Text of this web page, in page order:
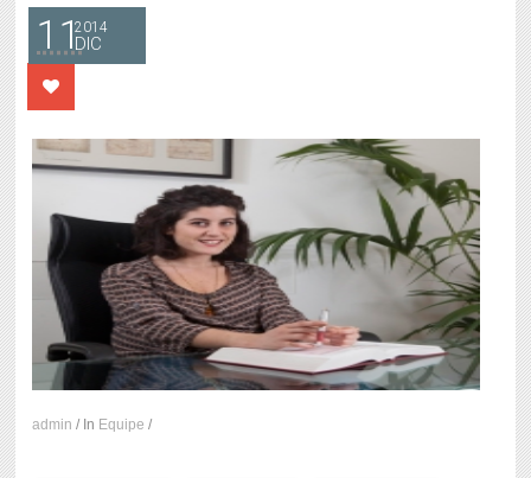
112014
DIC
admin / In Equipe /